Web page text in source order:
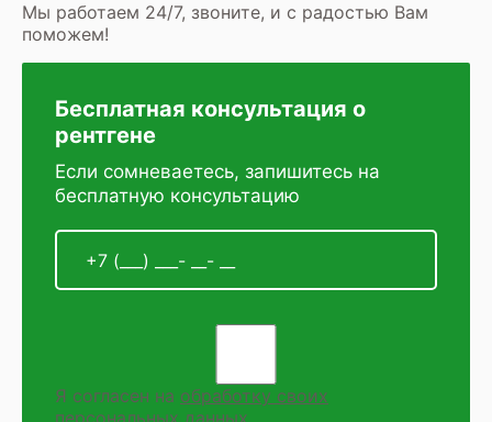
Мы работаем 24/7, звоните, и с радостью Вам
поможем!
Бесплатная консультация о
рентгене
Если сомневаетесь, запишитесь на
бесплатную консультацию
Я согласен на обработку своих